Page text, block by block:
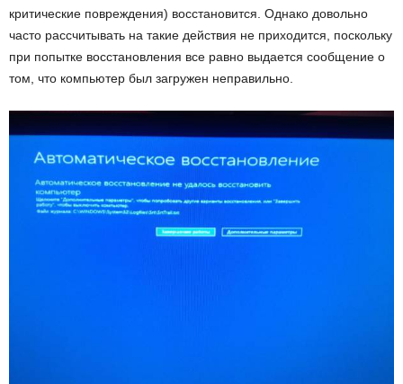
критические повреждения) восстановится. Однако довольно
часто рассчитывать на такие действия не приходится, поскольку
при попытке восстановления все равно выдается сообщение о
том, что компьютер был загружен неправильно.